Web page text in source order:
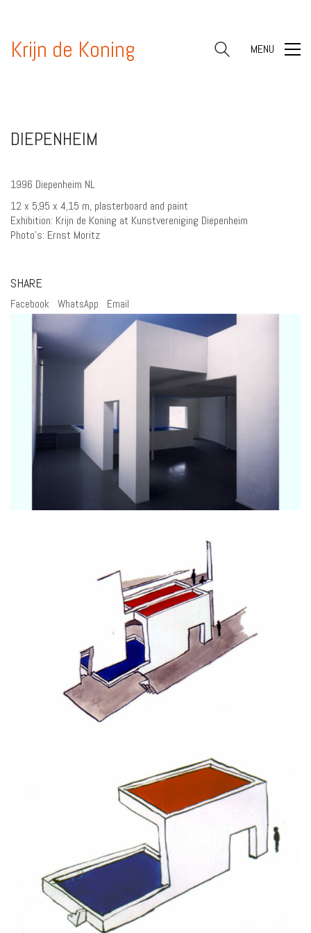
Krijn de Koning MENU
DIEPENHEIM
1996 Diepenheim NL
12 x 5,95 x 4,15 m, plasterboard and paint
Exhibition: Krijn de Koning at Kunstvereniging Diepenheim
Photo’s: Ernst Moritz
SHARE
Facebook WhatsApp Email